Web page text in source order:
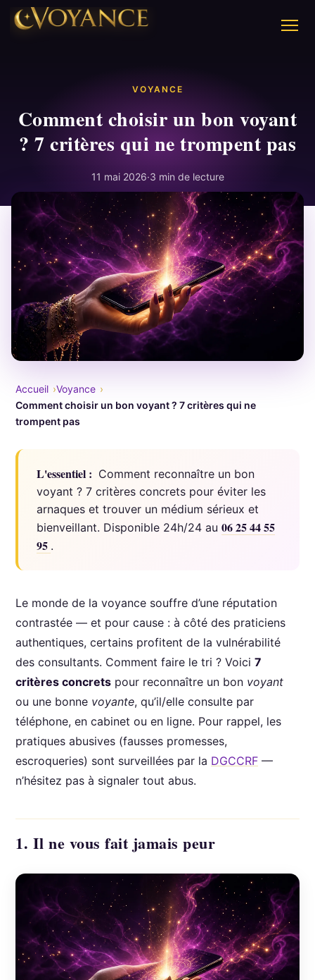
VOYANCE
Comment choisir un bon voyant
? 7 critères qui ne trompent pas
11 mai 2026·3 min de lecture
Accueil
Voyance
Comment choisir un bon voyant ? 7 critères qui ne
trompent pas
L'essentiel : Comment reconnaître un bon
voyant ? 7 critères concrets pour éviter les
arnaques et trouver un médium sérieux et
bienveillant. Disponible 24h/24 au 06 25 44 55
95 .
Le monde de la voyance souffre d’une réputation
contrastée — et pour cause : à côté des praticiens
authentiques, certains profitent de la vulnérabilité
des consultants. Comment faire le tri ? Voici 7
critères concrets pour reconnaître un bon voyant
ou une bonne voyante, qu’il/elle consulte par
téléphone, en cabinet ou en ligne. Pour rappel, les
pratiques abusives (fausses promesses,
escroqueries) sont surveillées par la DGCCRF —
n’hésitez pas à signaler tout abus.
1. Il ne vous fait jamais peur